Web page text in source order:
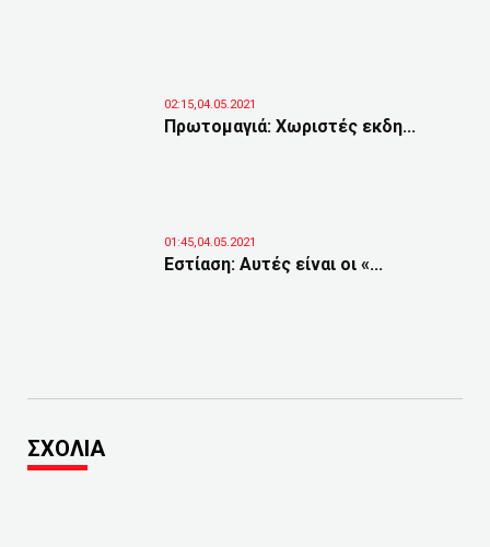
02:15,04.05.2021
Πρωτομαγιά: Χωριστές εκδη...
01:45,04.05.2021
Εστίαση: Αυτές είναι οι «...
ΣΧΟΛΙΑ